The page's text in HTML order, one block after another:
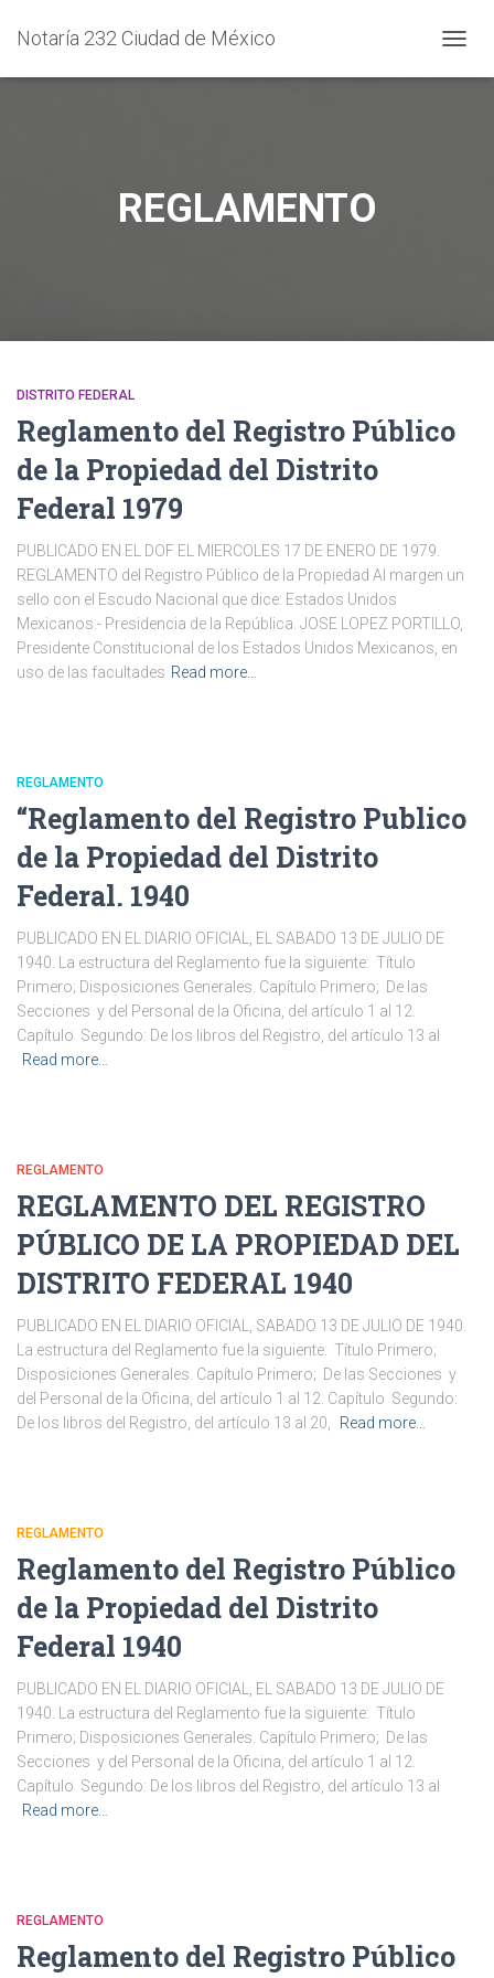
Notaría 232 Ciudad de México
MODO
REGLAMENTO
DISTRITO FEDERAL
Reglamento del Registro Público
de la Propiedad del Distrito
Federal 1979
PUBLICADO EN EL DOF EL MIERCOLES 17 DE ENERO DE 1979.
REGLAMENTO del Registro Público de la Propiedad Al margen un
sello con el Escudo Nacional que dice: Estados Unidos
Mexicanos.- Presidencia de la República. JOSE LOPEZ PORTILLO,
Presidente Constitucional de los Estados Unidos Mexicanos, en
uso de las facultades Read more…
REGLAMENTO
“Reglamento del Registro Publico
de la Propiedad del Distrito
Federal. 1940
PUBLICADO EN EL DIARIO OFICIAL, EL SABADO 13 DE JULIO DE
1940. La estructura del Reglamento fue la siguiente: Título
Primero; Disposiciones Generales. Capítulo Primero; De las
Secciones y del Personal de la Oficina, del artículo 1 al 12.
Capítulo Segundo: De los libros del Registro, del artículo 13 al
Read more…
REGLAMENTO
REGLAMENTO DEL REGISTRO
PÚBLICO DE LA PROPIEDAD DEL
DISTRITO FEDERAL 1940
PUBLICADO EN EL DIARIO OFICIAL, SABADO 13 DE JULIO DE 1940.
La estructura del Reglamento fue la siguiente: Título Primero;
Disposiciones Generales. Capítulo Primero; De las Secciones y
del Personal de la Oficina, del artículo 1 al 12. Capítulo Segundo:
De los libros del Registro, del artículo 13 al 20,
Read more…
REGLAMENTO
Reglamento del Registro Público
de la Propiedad del Distrito
Federal 1940
PUBLICADO EN EL DIARIO OFICIAL, EL SABADO 13 DE JULIO DE
1940. La estructura del Reglamento fue la siguiente: Título
Primero; Disposiciones Generales. Capítulo Primero; De las
Secciones y del Personal de la Oficina, del artículo 1 al 12.
Capítulo Segundo: De los libros del Registro, del artículo 13 al
Read more…
REGLAMENTO
Reglamento del Registro Público